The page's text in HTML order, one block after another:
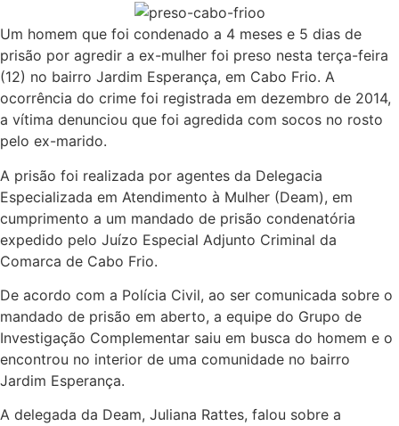
Um homem que foi condenado a 4 meses e 5 dias de
prisão por agredir a ex-mulher foi preso nesta terça-feira
(12) no bairro Jardim Esperança, em Cabo Frio. A
ocorrência do crime foi registrada em dezembro de 2014,
a vítima denunciou que foi agredida com socos no rosto
pelo ex-marido.
A prisão foi realizada por agentes da Delegacia
Especializada em Atendimento à Mulher (Deam), em
cumprimento a um mandado de prisão condenatória
expedido pelo Juízo Especial Adjunto Criminal da
Comarca de Cabo Frio.
De acordo com a Polícia Civil, ao ser comunicada sobre o
mandado de prisão em aberto, a equipe do Grupo de
Investigação Complementar saiu em busca do homem e o
encontrou no interior de uma comunidade no bairro
Jardim Esperança.
A delegada da Deam, Juliana Rattes, falou sobre a